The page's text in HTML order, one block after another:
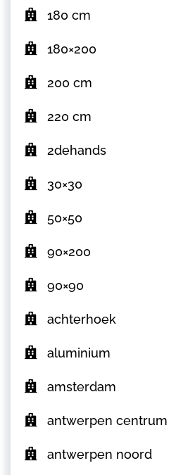
180 cm
180×200
200 cm
220 cm
2dehands
30×30
50×50
90×200
90×90
achterhoek
aluminium
amsterdam
antwerpen centrum
antwerpen noord